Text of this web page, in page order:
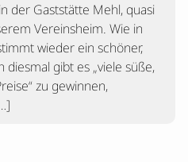
der Gaststätte Mehl, quasi
Vereinsheim. Wie in
wieder ein schöner,
gibt es „viele süße,
zu gewinnen,